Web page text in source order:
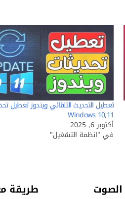
تعطيل التحديث التلقائي ويندوز تعطيل
Windows 10,11
أكتوبر 6, 2025
في "انظمة التشغيل"
طريقة